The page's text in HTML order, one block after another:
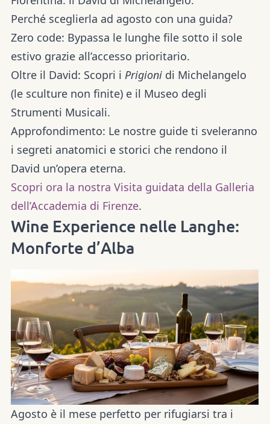
Perché sceglierla ad agosto con una guida?
Zero code: Bypassa le lunghe file sotto il sole
estivo grazie all’accesso prioritario.
Oltre il David: Scopri i Prigioni di Michelangelo
(le sculture non finite) e il Museo degli
Strumenti Musicali.
Approfondimento: Le nostre guide ti sveleranno
i segreti anatomici e storici che rendono il
David un’opera eterna.
Scopri ora la nostra Visita guidata della Galleria
dell’Accademia di Firenze.
Wine Experience nelle Langhe:
Monforte d’Alba
Agosto è il mese perfetto per rifugiarsi tra i